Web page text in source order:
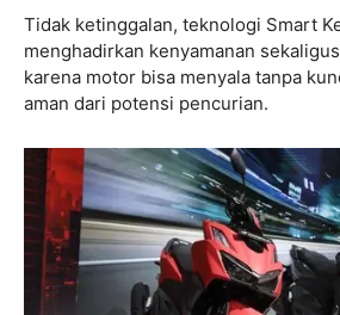
Tidak ketinggalan, teknologi Smart
menghadirkan kenyamanan
karena motor bisa menyala tanpa
aman dari potensi pencurian.